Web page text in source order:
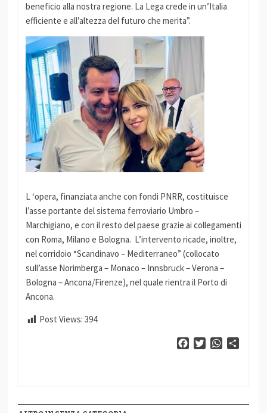
beneficio alla nostra regione. La Lega crede in un’Italia
efficiente e all’altezza del futuro che merita”.
L ‘opera, finanziata anche con fondi PNRR, costituisce
l’asse portante del sistema ferroviario Umbro –
Marchigiano, e con il resto del paese grazie ai collegamenti
con Roma, Milano e Bologna. L’intervento ricade, inoltre,
nel corridoio “Scandinavo – Mediterraneo” (collocato
sull’asse Norimberga – Monaco – Innsbruck – Verona –
Bologna – Ancona/Firenze), nel quale rientra il Porto di
Ancona.
Post Views: 394
FacebookTwitterWhatsApp